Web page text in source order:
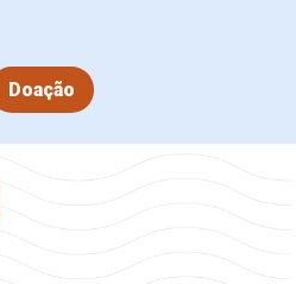
Doação